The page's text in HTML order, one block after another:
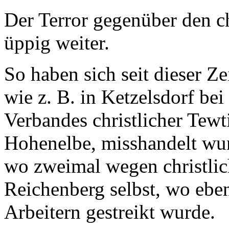
Der Terror gegenüber den
üppig weiter.
So haben sich seit dieser
wie z. B. in Ketzelsdorf
Verbandes christlicher
Hohenelbe, misshandelt
wo zweimal wegen
Reichenberg selbst, wo
Arbeitern gestreikt wurde.